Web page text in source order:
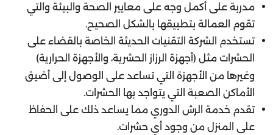
مدربة على أكمل وجه على معايير الصحة والبيئة والتي
تقوم العمالة بتطبيقها بالشكل الصحيح.
تستخدم الشركة التقنيات الحديثة الخاصة بالقضاء على
الحشرات مثل (أجهزة الرزاز الحشرية، والأجهزة الحرارية)
وغيرها من الأجهزة التي تساعد على الوصول إلى أضيق
الأماكن الصعبة التي يتواجد بها الحشرات.
تقدم خدمة الرش الدوري مما يساعد ذلك على الحفاظ
على المنزل من وجود أي حشرات.